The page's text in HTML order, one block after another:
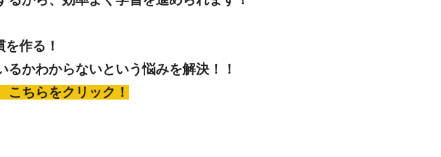
作る！
かわからないという悩みを解決！！
こちらをクリック！